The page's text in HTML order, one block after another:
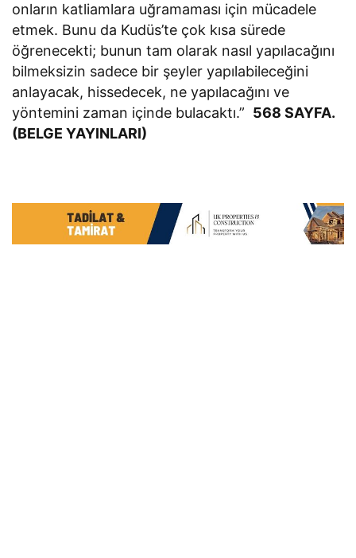
onların katliamlara uğramaması için mücadele
etmek. Bunu da Kudüs’te çok kısa sürede
öğrenecekti; bunun tam olarak nasıl yapılacağını
bilmeksizin sadece bir şeyler yapılabileceğini
anlayacak, hissedecek, ne yapılacağını ve
yöntemini zaman içinde bulacaktı.” 568 SAYFA.
(BELGE YAYINLARI)